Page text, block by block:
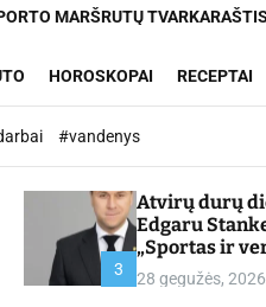
MARŠRUTŲ
HOROSKOPAI RECEPTAI
#vandenys
3
Atvirų durų
Edgaru
„Sportas ir
partnerystės,
kuria vertę“ –
28 gegužės, 2026